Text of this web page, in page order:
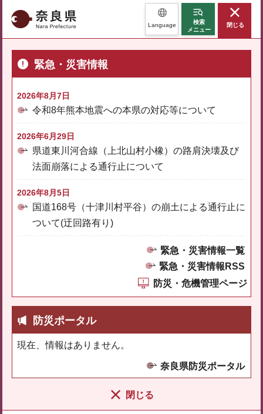
奈良県 Language
検索
メニュー
閉じる
緊急・災害情報
2026年8月7日
令和8年熊本地震への本県の対応等について
2026年6月29日
県道東川河合線（上北山村小橡）の路肩決壊及び
法面崩落による通行止について
2026年8月5日
国道168号（十津川村平谷）の崩土による通行止に
ついて(迂回路有り)
緊急・災害情報一覧
緊急・災害情報RSS
防災・危機管理ページ
防災ポータル
現在、情報はありません。
奈良県防災ポータル
閉じる